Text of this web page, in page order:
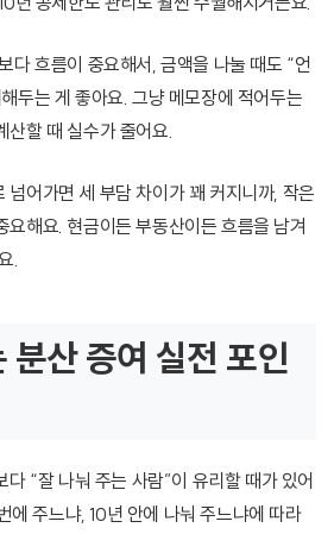
다 흐름이 중요해서, 금액을 나눌 때도 “언
두는 게 좋아요. 그냥 메모장에 적어두는
산할 때 실수가 줄어요.
넘어가면 세 부담 차이가 꽤 커지니까, 작은
요해요. 현금이든 부동산이든 흐름을 남겨
.
분산 증여 실전 포인
다 “잘 나눠 주는 사람”이 유리할 때가 있어
에 주느냐, 10년 안에 나눠 주느냐에 따라